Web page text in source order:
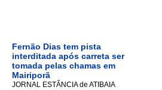
Fernão Dias tem pista
interditada após carreta ser
tomada pelas chamas em
Mairiporã
JORNAL ESTÂNCIA de ATIBAIA